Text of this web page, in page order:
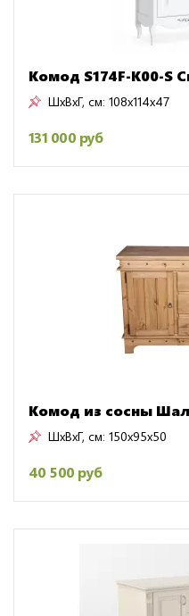
Комод S174F-K00-S
ШxВxГ, см: 108x114x47
131 000 руб
Комод из сосны
ШxВxГ, см: 150x95x50
40 500 руб